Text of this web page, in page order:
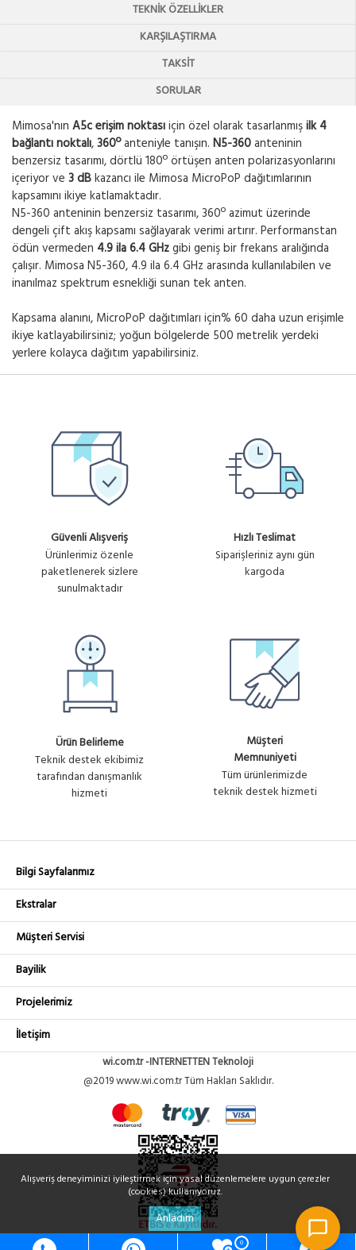
0
TEKNIK ÖZELLIKLER
KARŞILAŞTIRMA
TAKSIT
SORULAR
Mimosa'nın A5cerişim noktasıiçin özel olarak tasarlanmışilk 4
bağlantı noktalı,360ºanteniyle tanışın. N5-360anteninin
benzersiz tasarımı, dörtlü 180º örtüşen anten polarizasyonlarını
içeriyor ve 3 dBkazancı ile Mimosa MicroPoP dağıtımlarının
kapsamını ikiye katlamaktadır.
N5-360 anteninin benzersiz tasarımı, 360º azimut üzerinde
dengeli çift akış kapsamı sağlayarak verimi artırır. Performanstan
ödün vermeden 4.9 ila 6.4 GHzgibi geniş bir frekans aralığında
çalışır. Mimosa N5-360, 4.9 ila 6.4 GHz arasında kullanılabilen ve
inanılmaz spektrum esnekliği sunan tek anten.
Kapsama alanını, MicroPoP dağıtımları için% 60 daha uzun erişimle
ikiye katlayabilirsiniz; yoğun bölgelerde 500 metrelik yerdeki
yerlere kolayca dağıtım yapabilirsiniz.
Güvenli Alışveriş
Ürünlerimiz özenle
paketlenerek sizlere
sunulmaktadır
Hızlı Teslimat
Siparişleriniz aynı gün
kargoda
Ürün Belirleme
Teknik destek ekibimiz
tarafından danışmanlık
hizmeti
Müşteri
Memnuniyeti
Tüm ürünlerimizde
teknik destek hizmeti
Bilgi Sayfalarımız
Ekstralar
Müşteri Servisi
Bayilik
Projelerimiz
İletişim
wi.com.tr -INTERNETTEN Teknoloji
@2019 www.wi.com.tr Tüm Hakları Saklıdır.
Alışveriş deneyiminizi iyileştirmek için yasal düzenlemelere uygun çerezler
(cookies) kullanıyoruz.
Anladım